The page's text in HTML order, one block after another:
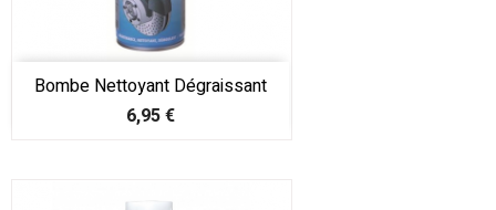
Bombe Nettoyant Dégraissant
Prix
6,95 €